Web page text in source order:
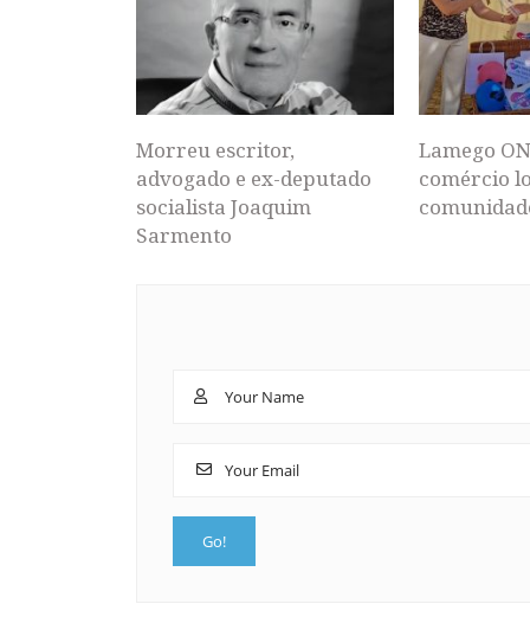
Morreu escritor,
advogado e ex-deputado
socialista Joaquim
Sarmento
Lamego
comércio